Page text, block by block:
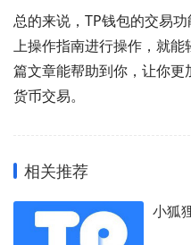
总的来说，TP钱包的交易
上操作指南进行操作，就
篇文章能帮助到你，让你
货币交易。
相关推荐
小狐